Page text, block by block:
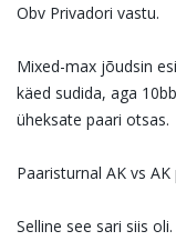
Obv Privadori vastu.
Mixed-max jõudsin
käed sudida, aga
üheksate paari otsas.
Paaristurnal AK vs
Selline see sari siis oli.